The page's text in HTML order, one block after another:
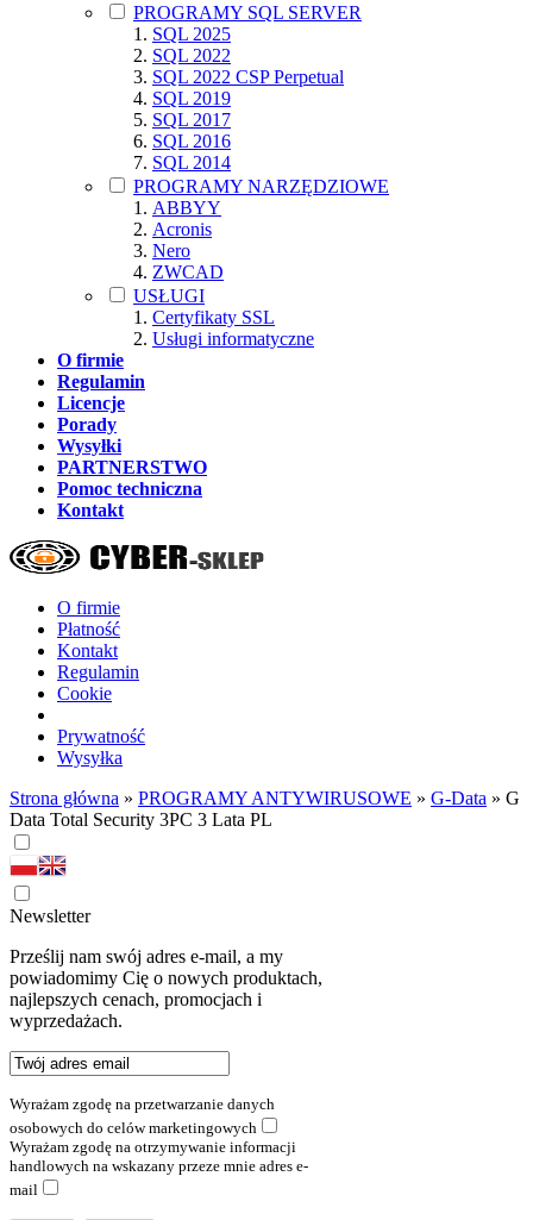
PROGRAMY SQL SERVER
SQL 2025
SQL 2022
SQL 2022 CSP Perpetual
SQL 2019
SQL 2017
SQL 2016
SQL 2014
PROGRAMY NARZĘDZIOWE
ABBYY
Acronis
Nero
ZWCAD
USŁUGI
Certyfikaty SSL
Usługi informatyczne
O firmie
Regulamin
Licencje
Porady
Wysyłki
PARTNERSTWO
Pomoc techniczna
Kontakt
O firmie
Płatność
Kontakt
Regulamin
Cookie
Prywatność
Wysyłka
Strona główna » PROGRAMY ANTYWIRUSOWE » G-Data » G
Data Total Security 3PC 3 Lata PL
Newsletter
Prześlij nam swój adres e-mail, a my
powiadomimy Cię o nowych produktach,
najlepszych cenach, promocjach i
wyprzedażach.
Wyrażam zgodę na przetwarzanie danych
osobowych do celów marketingowych
Wyrażam zgodę na otrzymywanie informacji
handlowych na wskazany przeze mnie adres e-
mail